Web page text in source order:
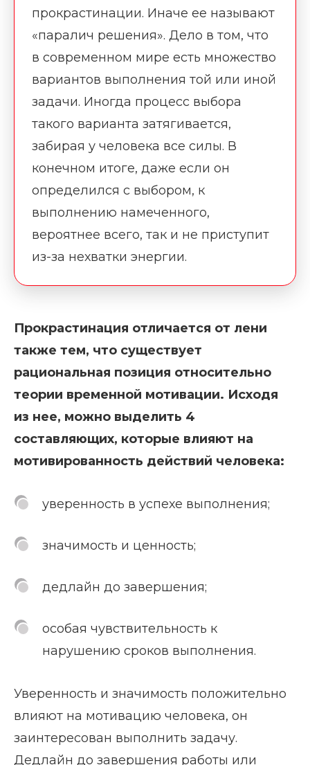
прокрастинации. Иначе ее называют
«паралич решения». Дело в том, что
в современном мире есть множество
вариантов выполнения той или иной
задачи. Иногда процесс выбора
такого варианта затягивается,
забирая у человека все силы. В
конечном итоге, даже если он
определился с выбором, к
выполнению намеченного,
вероятнее всего, так и не приступит
из-за нехватки энергии.
Прокрастинация отличается от лени
также тем, что существует
рациональная позиция относительно
теории временной мотивации. Исходя
из нее, можно выделить 4
составляющих, которые влияют на
мотивированность действий человека:
уверенность в успехе выполнения;
значимость и ценность;
дедлайн до завершения;
особая чувствительность к
нарушению сроков выполнения.
Уверенность и значимость положительно
влияют на мотивацию человека, он
заинтересован выполнить задачу.
Дедлайн до завершения работы или